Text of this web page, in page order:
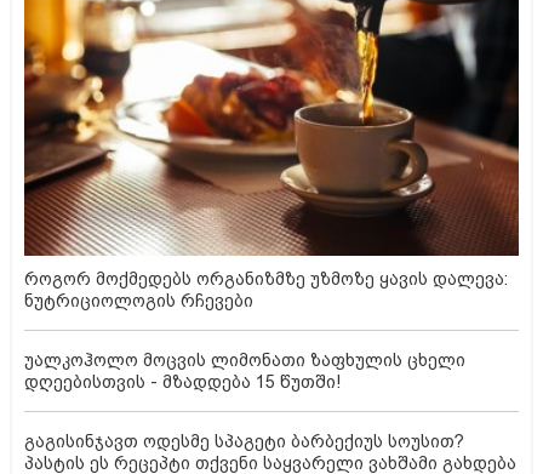
როგორ მოქმედებს ორგანიზმზე უზმოზე ყავის დალევა:
ნუტრიციოლოგის რჩევები
უალკოჰოლო მოცვის ლიმონათი ზაფხულის ცხელი
დღეებისთვის - მზადდება 15 წუთში!
გაგისინჯავთ ოდესმე სპაგეტი ბარბექიუს სოუსით?
პასტის ეს რეცეპტი თქვენი საყვარელი ვახშამი გახდება